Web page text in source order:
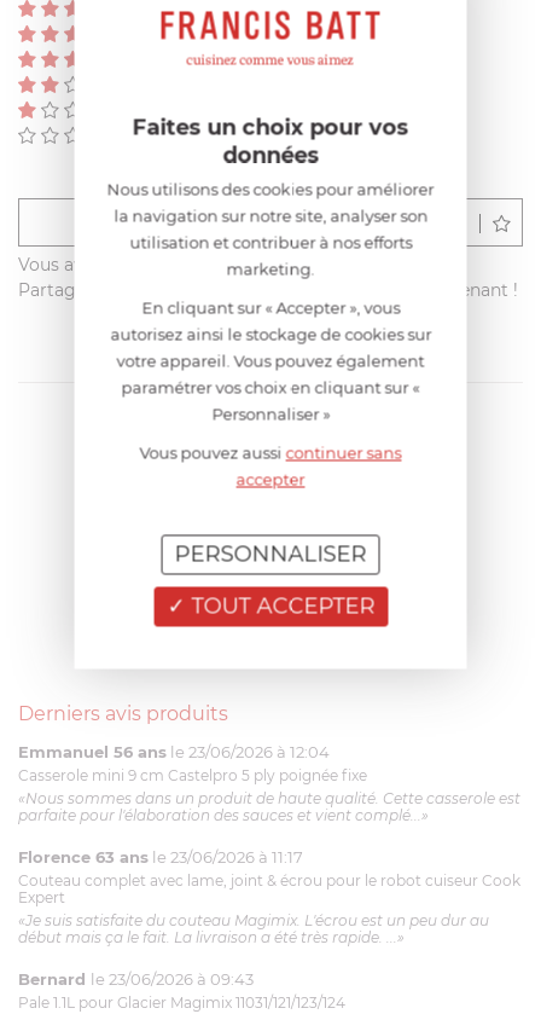
(0)
Déposer un avis
Vous avez acheté ce produit sur francisbatt.com ?
Partagez votre avis avec les autres clients dès maintenant !
Derniers avis produits
Emmanuel 56 ans le 23/06/2026 à 12:04
Casserole mini 9 cm Castelpro 5 ply poignée fixe
«Nous sommes dans un produit de haute qualité. Cette casserole est
parfaite pour l'élaboration des sauces et vient complé...»
Florence 63 ans le 23/06/2026 à 11:17
Couteau complet avec lame, joint & écrou pour le robot cuiseur Cook
Expert
«Je suis satisfaite du couteau Magimix. L'écrou est un peu dur au
début mais ça le fait. La livraison a été très rapide. ...»
Bernard le 23/06/2026 à 09:43
Pale 1.1L pour Glacier Magimix 11031/121/123/124
Faites un choix pour vos
données
Nous utilisons des cookies pour améliorer
la navigation sur notre site, analyser son
utilisation et contribuer à nos efforts
marketing.
En cliquant sur « Accepter », vous
autorisez ainsi le stockage de cookies sur
votre appareil. Vous pouvez également
paramétrer vos choix en cliquant sur «
Personnaliser »
Vous pouvez aussicontinuer sans
accepter
TOUT ACCEPTER
PERSONNALISER